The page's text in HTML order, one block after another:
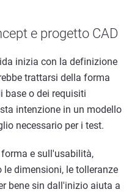
e progetto CAD
inizia con la definizione
trattarsi della forma
base o dei requisiti
intenzione in un modello
necessario per i test.
e sull'usabilità,
dimensioni, le tolleranze
bene sin dall'inizio aiuta a